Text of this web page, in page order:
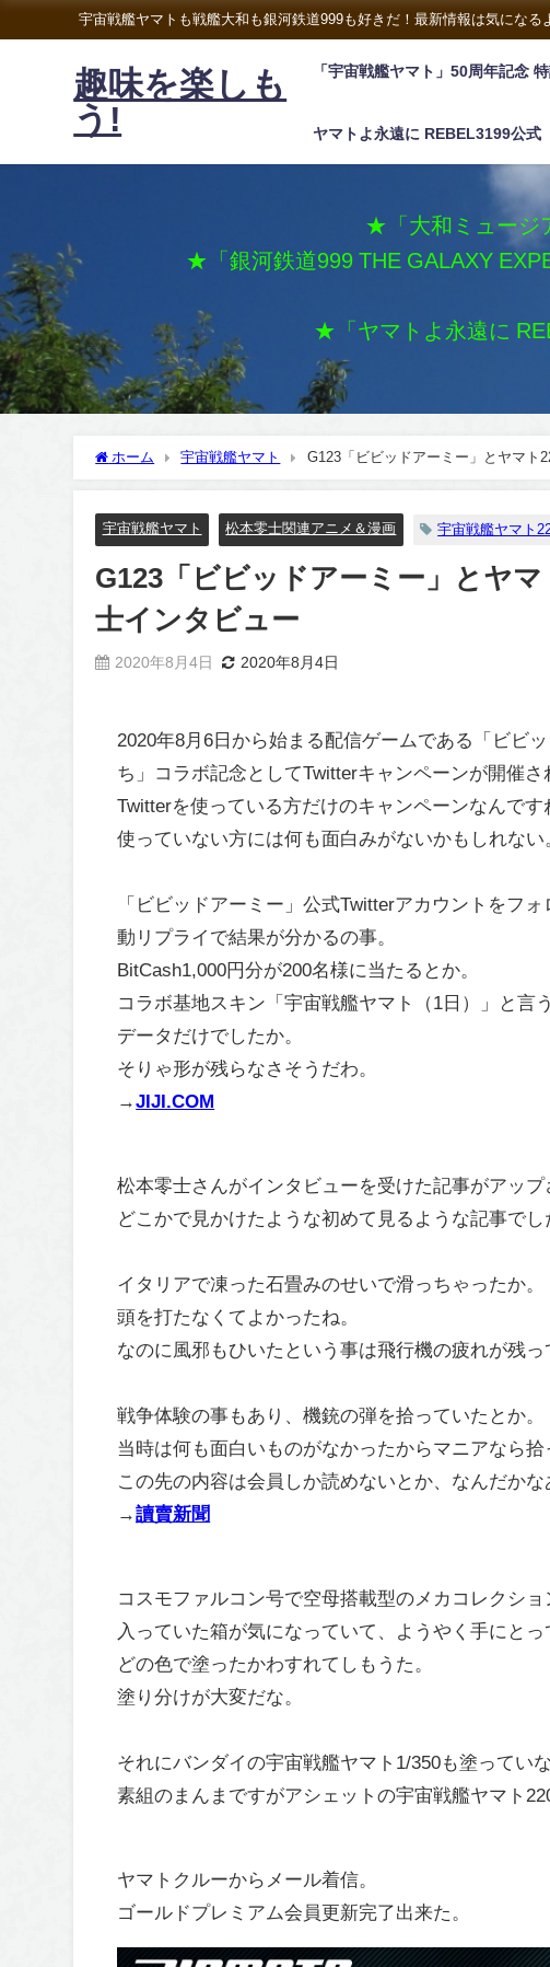
宇宙戦艦ヤマトも戦艦大和も銀河鉄道999も好きだ！最新情報は気になる
趣味を楽しも
う!
「宇宙戦艦ヤマト」50周年記念
ヤマトよ永遠に REBEL3199公式
★「大和ミュージ
★「銀河鉄道999 THE GALAXY
★「ヤマトよ永遠に
ホーム 宇宙戦艦ヤマト G123「ビビッドアーミー」とヤマト
宇宙戦艦ヤマト 松本零士関連アニメ＆漫画 宇宙戦艦ヤマト
G123「ビビッドアーミー」とヤ
士インタビュー
2020年8月4日 2020年8月4日
2020年8月6日から始まる配信ゲームである「ビビ
ち」コラボ記念としてTwitterキャンペーンが開催さ
Twitterを使っている方だけのキャンペーンなんです
使っていない方には何も面白みがないかもしれない
「ビビッドアーミー」公式Twitterアカウントをフ
動リプライで結果が分かるの事。
BitCash1,000円分が200名様に当たるとか。
コラボ基地スキン「宇宙戦艦ヤマト（1日）」と言
データだけでしたか。
そりゃ形が残らなさそうだわ。
→JIJI.COM
松本零士さんがインタビューを受けた記事がアップ
どこかで見かけたような初めて見るような記事でし
イタリアで凍った石畳みのせいで滑っちゃったか。
頭を打たなくてよかったね。
なのに風邪もひいたという事は飛行機の疲れが残っ
戦争体験の事もあり、機銃の弾を拾っていたとか。
当時は何も面白いものがなかったからマニアなら拾
この先の内容は会員しか読めないとか、なんだかな
→讀賣新聞
コスモファルコン号で空母搭載型のメカコレクシ
入っていた箱が気になっていて、ようやく手にとっ
どの色で塗ったかわすれてしもうた。
塗り分けが大変だな。
それにバンダイの宇宙戦艦ヤマト1/350も塗ってい
素組のまんまですがアシェットの宇宙戦艦ヤマト
ヤマトクルーからメール着信。
ゴールドプレミアム会員更新完了出来た。